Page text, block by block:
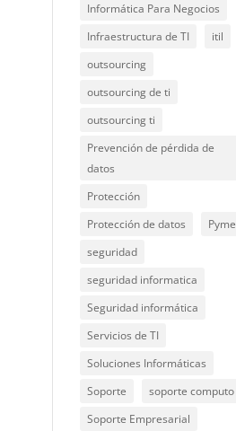
Informática Para Negocios
Infraestructura de TI
itil
outsourcing
outsourcing de ti
outsourcing ti
Prevención de pérdida de
datos
Protección
Protección de datos
Pyme
seguridad
seguridad informatica
Seguridad informática
Servicios de TI
Soluciones Informáticas
Soporte
soporte computo
Soporte Empresarial